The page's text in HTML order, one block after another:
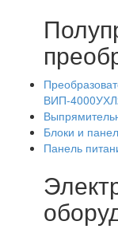
ВИП-
Блоки и
Панель